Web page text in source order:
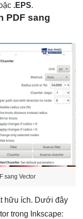
.EPS.
PDF sang
sang Vector
hữu ích. Dưới đây
trong Inkscape: